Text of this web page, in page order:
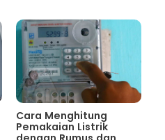
Cara Menghitung
Pemakaian Listrik